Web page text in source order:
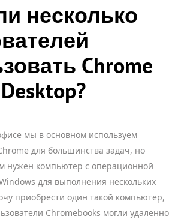
несколько
Chrome
мы в основном используем
для большинства задач, но
нужен компьютер с операционной
для выполнения нескольких
приобрести один такой компьютер,
Chromebooks могли удаленно